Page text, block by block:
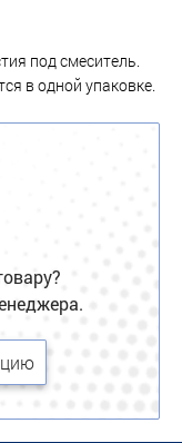
под смеситель.
в одной упаковке.